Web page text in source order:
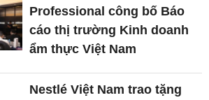
Professional công bố Báo
cáo thị trường Kinh doanh
ẩm thực Việt Nam
Nestlé Việt Nam trao tặng